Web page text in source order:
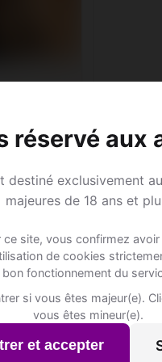
réservé aux
destiné exclusivement
majeures de 18 ans et
ce site, vous confirmez
de cookies
bon fonctionnement du
si vous êtes majeur(e).
vous êtes mineur(e).
et accepter
Rencontre
S'inscrire gratuitement